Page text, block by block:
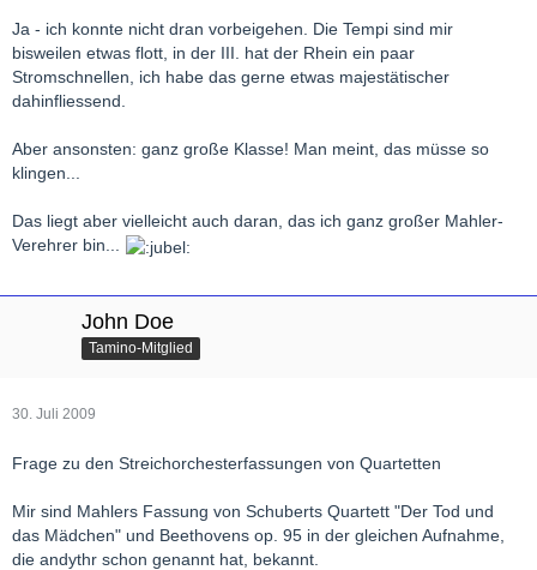
Ja - ich konnte nicht dran vorbeigehen. Die Tempi sind mir
bisweilen etwas flott, in der III. hat der Rhein ein paar
Stromschnellen, ich habe das gerne etwas majestätischer
dahinfliessend.
Aber ansonsten: ganz große Klasse! Man meint, das müsse so
klingen...
Das liegt aber vielleicht auch daran, das ich ganz großer Mahler-
Verehrer bin...
John Doe
Tamino-Mitglied
30. Juli 2009
Frage zu den Streichorchesterfassungen von Quartetten
Mir sind Mahlers Fassung von Schuberts Quartett "Der Tod und
das Mädchen" und Beethovens op. 95 in der gleichen Aufnahme,
die andythr schon genannt hat, bekannt.